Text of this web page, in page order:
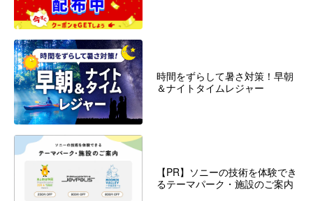
時間をずらして暑さ対策！早朝
＆ナイトタイムレジャー
【PR】ソニーの技術を体験でき
るテーマパーク・施設のご案内